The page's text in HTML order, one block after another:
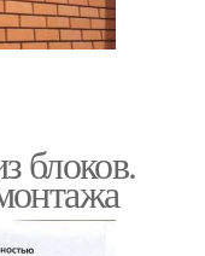
блоков.